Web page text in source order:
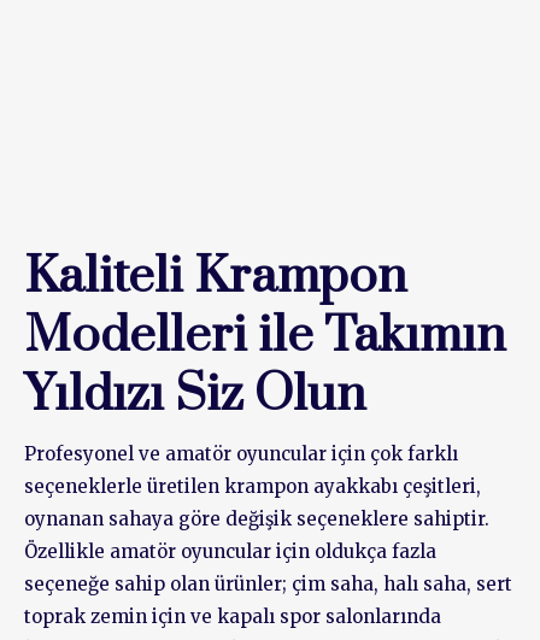
Kaliteli Krampon
Modelleri ile Takımın
Yıldızı Siz Olun
Profesyonel ve amatör oyuncular için çok farklı
seçeneklerle üretilen krampon ayakkabı çeşitleri,
oynanan sahaya göre değişik seçeneklere sahiptir.
Özellikle amatör oyuncular için oldukça fazla
seçeneğe sahip olan ürünler; çim saha, halı saha, sert
toprak zemin için ve kapalı spor salonlarında